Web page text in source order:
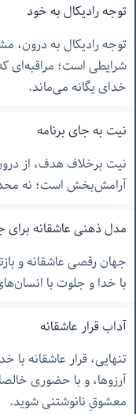
توجه رادیکال به خود
توجه رادیکال به درون،
شرایطی است؛ مراقبه‌ای
خدای یگانه می‌ماند.
نیت به جای برنامه
نیت برخلاف هدف، از
آرامش‌بخش است؛ نه
مدل ذهنی عاشقانه برای
جهان رقصی عاشقانه و
با خدا و جلوت با
آداب قرار عاشقانه
تنهایی، قرار عاشقانه با
آرزوها، و با حضوری
معشوقِ نانوشتنی شوید.